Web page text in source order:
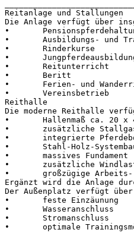
Reitanlage und Stallungen
Die Anlage verfügt über
•	Pensionspferdehaltung
•	Ausbildungs- und Trainingsbetrieb
•	Rinderkurse
•	Jungpferdeausbildung
•	Reitunterricht
•	Beritt
•	Ferien- und Wanderritte
•	Vereinsbetrieb
Reithalle
Die moderne Reithalle
•	Hallenmaß ca. 20 x 40 Meter
•	zusätzliche Stallgasse von ca. 5 Metern Breite
•	integrierte Pferdeboxen
•	Stahl-Holz-Systembauweise
•	massives Fundament
•	zusätzliche Windlastverstärkungen
•	großzügige Arbeits- und Rangierflächen
Ergänzt wird die Anlage
Der Außenplatz verfügt
•	feste Einzäunung
•	Wasseranschluss
•	Stromanschluss
•	optimale Trainingsmöglichkeiten für verschiedenste Reitdisziplinen